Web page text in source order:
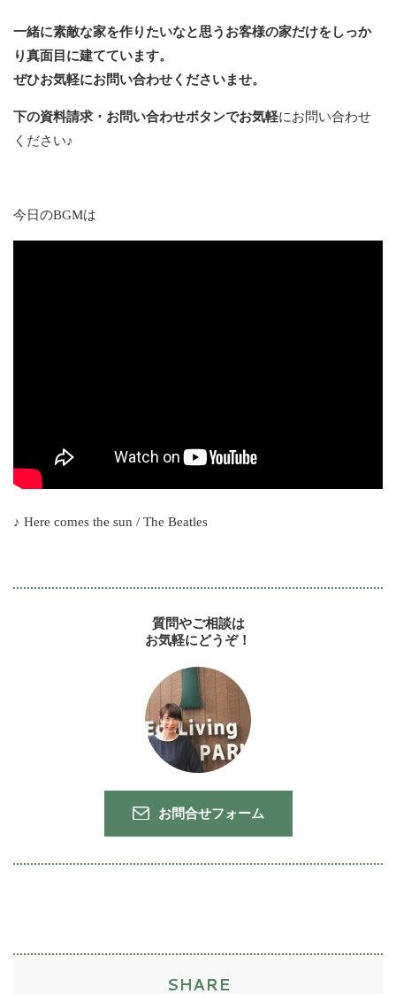
一緒に素敵な家を作りたいなと思うお客様の家だけをしっか
り真面目に建てています。
ぜひお気軽にお問い合わせくださいませ。
下の資料請求・お問い合わせボタンでお気軽にお問い合わせ
ください♪
今日のBGMは
♪ Here comes the sun / The Beatles
質問やご相談は
お気軽にどうぞ！
お問合せフォーム
SHARE